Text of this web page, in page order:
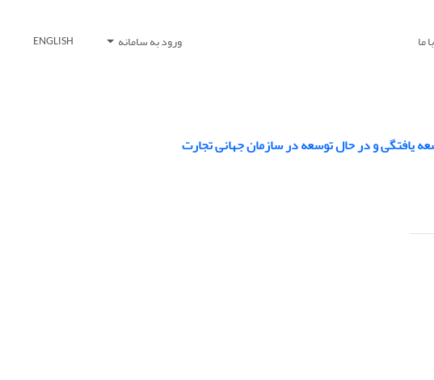
ما ورود به سامانه ENGLISH
یافتگی و در حال توسعه در سازمان جهانی تجارت